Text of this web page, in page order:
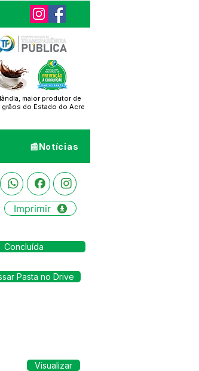
maior produtor de
grãos do Estado do Acre
📰Notícias
Imprimir
Concluída
Pasta no Drive
Visualizar